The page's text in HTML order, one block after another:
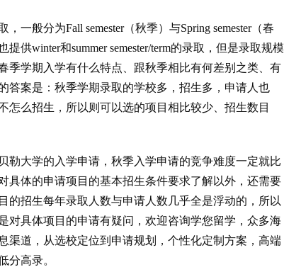
，一般分为Fall semester（秋季）与Spring semester（春
供winter和summer semester/term的录取，但是录取规模
季学期入学有什么特点、跟秋季相比有何差别之类、有
答案是：秋季学期录取的学校多，招生多，申请人也
怎么招生，所以则可以选的项目相比较少、招生数目
勒大学的入学申请，秋季入学申请的竞争难度一定就比
具体的申请项目的基本招生条件要求了解以外，还需要
的招生每年录取人数与申请人数几乎全是浮动的，所以
对具体项目的申请有疑问，欢迎咨询学您留学，众多海
渠道，从选校定位到申请规划，个性化定制方案，高端
分高录。